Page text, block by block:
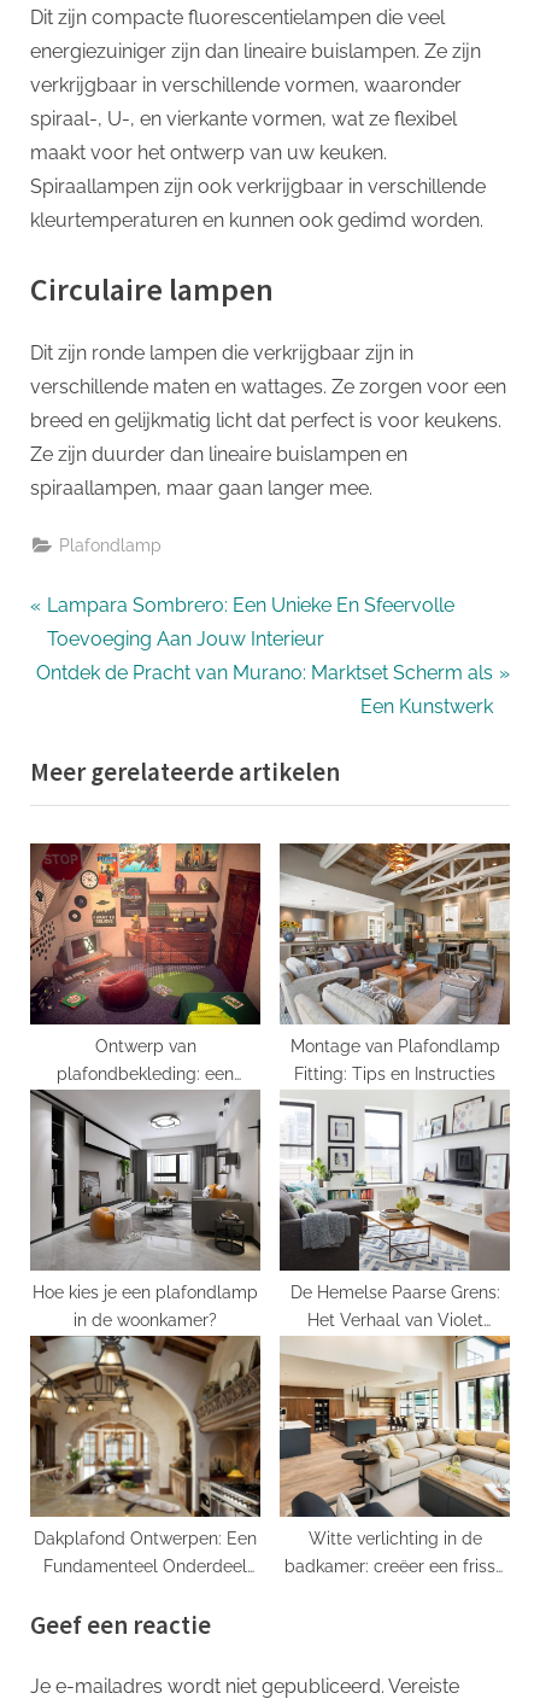
Dit zijn compacte fluorescentielampen die veel
energiezuiniger zijn dan lineaire buislampen. Ze zijn
verkrijgbaar in verschillende vormen, waaronder
spiraal-, U-, en vierkante vormen, wat ze flexibel
maakt voor het ontwerp van uw keuken.
Spiraallampen zijn ook verkrijgbaar in verschillende
kleurtemperaturen en kunnen ook gedimd worden.
Circulaire lampen
Dit zijn ronde lampen die verkrijgbaar zijn in
verschillende maten en wattages. Ze zorgen voor een
breed en gelijkmatig licht dat perfect is voor keukens.
Ze zijn duurder dan lineaire buislampen en
spiraallampen, maar gaan langer mee.
Plafondlamp
Bericht
navigatie
P
r
e
o
u
s
P
o
s
t
:
Lampara Sombrero: Een Unieke En Sfeervolle
Toevoeging Aan Jouw Interieur
N
t
P
o
s
t
:
Ontdek de Pracht van Murano: Marktset Scherm als
Een Kunstwerk
Meer gerelateerde artikelen
Ontwerp van
plafondbekleding: een
belangrijk element van
interieurdesign
Montage van Plafondlamp
Fitting: Tips en Instructies
Hoe kies je een plafondlamp
in de woonkamer?
De Hemelse Paarse Grens:
Het Verhaal van Violet
Dakplafond Ontwerpen: Een
Fundamenteel Onderdeel
Witte verlichting in de
badkamer: creëer een frisse
Geef een reactie
Je e-mailadres wordt niet gepubliceerd. Vereiste